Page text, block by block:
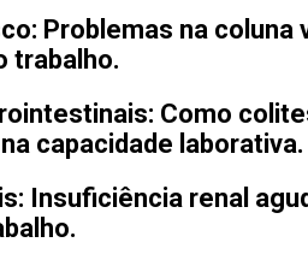
Problemas na coluna
trabalho.
Como
capacidade laborativa.
Insuficiência renal